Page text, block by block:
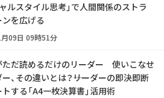
ルスタイル思考」で人間関係のストラ
を広げる
09日 09時51分
ただ読めるだけのリーダー 使いこなせ
、その違いとは？――リーダーの即決即断
する「A4一枚決算書」活用術